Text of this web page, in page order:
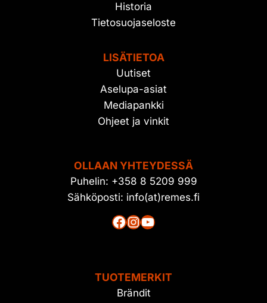
Historia
Tietosuojaseloste
LISÄTIETOA
Uutiset
Aselupa-asiat
Mediapankki
Ohjeet ja vinkit
OLLAAN YHTEYDESSÄ
Puhelin: +358 8 5209 999
Sähköposti: info(at)remes.fi
Facebook
Instagram
YouTube
TUOTEMERKIT
Brändit